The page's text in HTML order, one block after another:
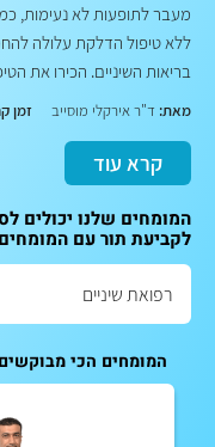
מעבר לתופעות לא נעימות,
ללא טיפול הדלקת עלולה
בריאות השיניים. הכירו את
מאת: ד"ר אירקלי מוסייב זמן
קרא עוד
המומחים שלנו יכולים
לקביעת תור עם
המומחים הכי